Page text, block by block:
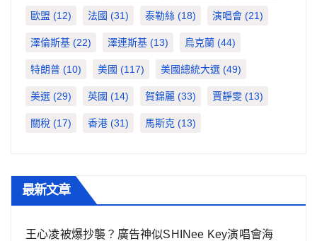
歐盟 (12) 法國 (31) 泰勒絲 (18) 演唱會 (21)
澤倫斯基 (22) 澤連斯基 (13) 烏克蘭 (44)
特朗普 (10) 美國 (117) 美國總統大選 (49)
美選 (29) 英國 (14) 賀錦麗 (33) 賈靜雯 (13)
關稅 (17) 香港 (31) 馬斯克 (13)
最新文章
王心凌被爆抄襲？廣告神似SHINee Key演唱會海